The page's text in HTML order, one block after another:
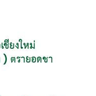
ชียงใหม่
ตรายอดชา